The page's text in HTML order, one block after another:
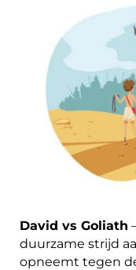
David vs Goliath
duurzame strijd
opneemt tegen